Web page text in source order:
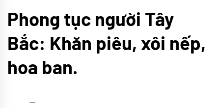
phá
TỨC
Phong tục người Tây
Bắc: Khăn piêu, xôi nếp,
hoa ban.
admin